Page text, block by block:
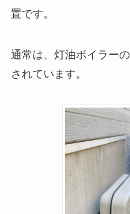
置です。
通常は、灯油ボイラー
されています。